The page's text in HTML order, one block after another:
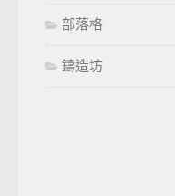
部落格
鑄造坊